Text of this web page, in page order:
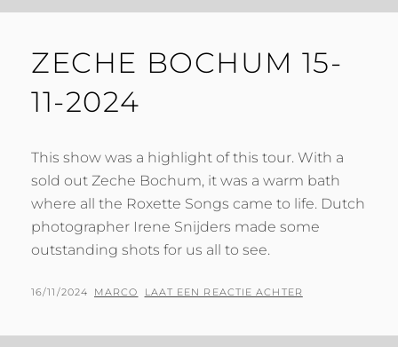
ZECHE BOCHUM 15-
11-2024
This show was a highlight of this tour. With a
sold out Zeche Bochum, it was a warm bath
where all the Roxette Songs came to life. Dutch
photographer Irene Snijders made some
outstanding shots for us all to see.
GEPLAATST
16/11/2024 BY
MARCO LAAT EEN REACTIE ACHTER